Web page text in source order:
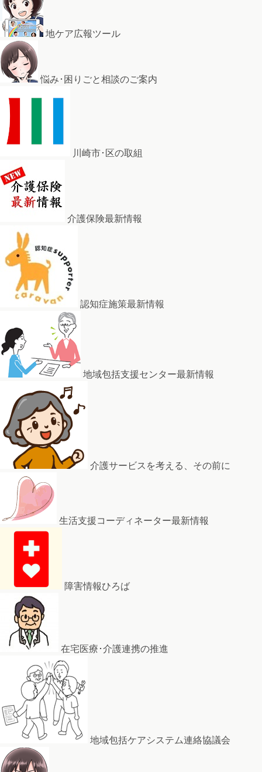
地ケア広報ツール
悩み･困りごと相談のご案内
川崎市･区の取組
介護保険最新情報
認知症施策最新情報
地域包括支援センター最新情報
介護サービスを考える、その前に
生活支援コーディネーター最新情報
障害情報ひろば
在宅医療･介護連携の推進
地域包括ケアシステム連絡協議会